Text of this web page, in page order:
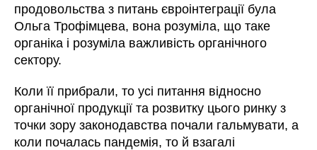
продовольства з питань євроінтеграції була
Ольга Трофімцева, вона розуміла, що таке
органіка і розуміла важливість органічного
сектору.
Коли її прибрали, то усі питання відносно
органічної продукції та розвитку цього ринку з
точки зору законодавства почали гальмувати, а
коли почалась пандемія, то й взагалі